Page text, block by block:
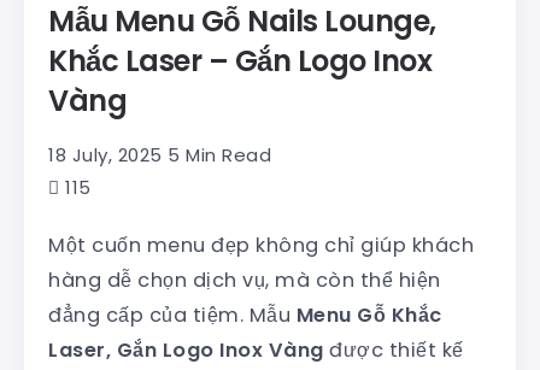
Mẫu Menu Gỗ Nails Lounge,
Khắc Laser – Gắn Logo Inox
Vàng
18 July, 2025 5 Min Read
115
Một cuốn menu đẹp không chỉ giúp khách
hàng dễ chọn dịch vụ, mà còn thể hiện
đẳng cấp của tiệm. Mẫu Menu Gỗ Khắc
Laser, Gắn Logo Inox Vàng được thiết kế